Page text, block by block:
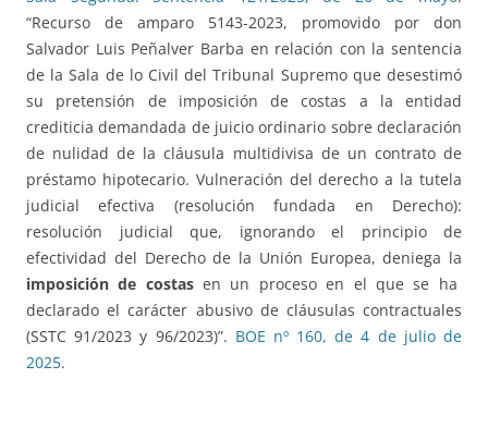
“Recurso de amparo 5143-2023, promovido por don
Salvador Luis Peñalver Barba en relación con la sentencia
de la Sala de lo Civil del Tribunal Supremo que desestimó
su pretensión de imposición de costas a la entidad
crediticia demandada de juicio ordinario sobre declaración
de nulidad de la cláusula multidivisa de un contrato de
préstamo hipotecario. Vulneración del derecho a la tutela
judicial efectiva (resolución fundada en Derecho):
resolución judicial que, ignorando el principio de
efectividad del Derecho de la Unión Europea, deniega la
imposición de costasen un proceso en el que se ha
declarado el carácter abusivo de cláusulas contractuales
(SSTC 91/2023 y 96/2023)”. BOE nº 160, de 4 de julio de
2025.